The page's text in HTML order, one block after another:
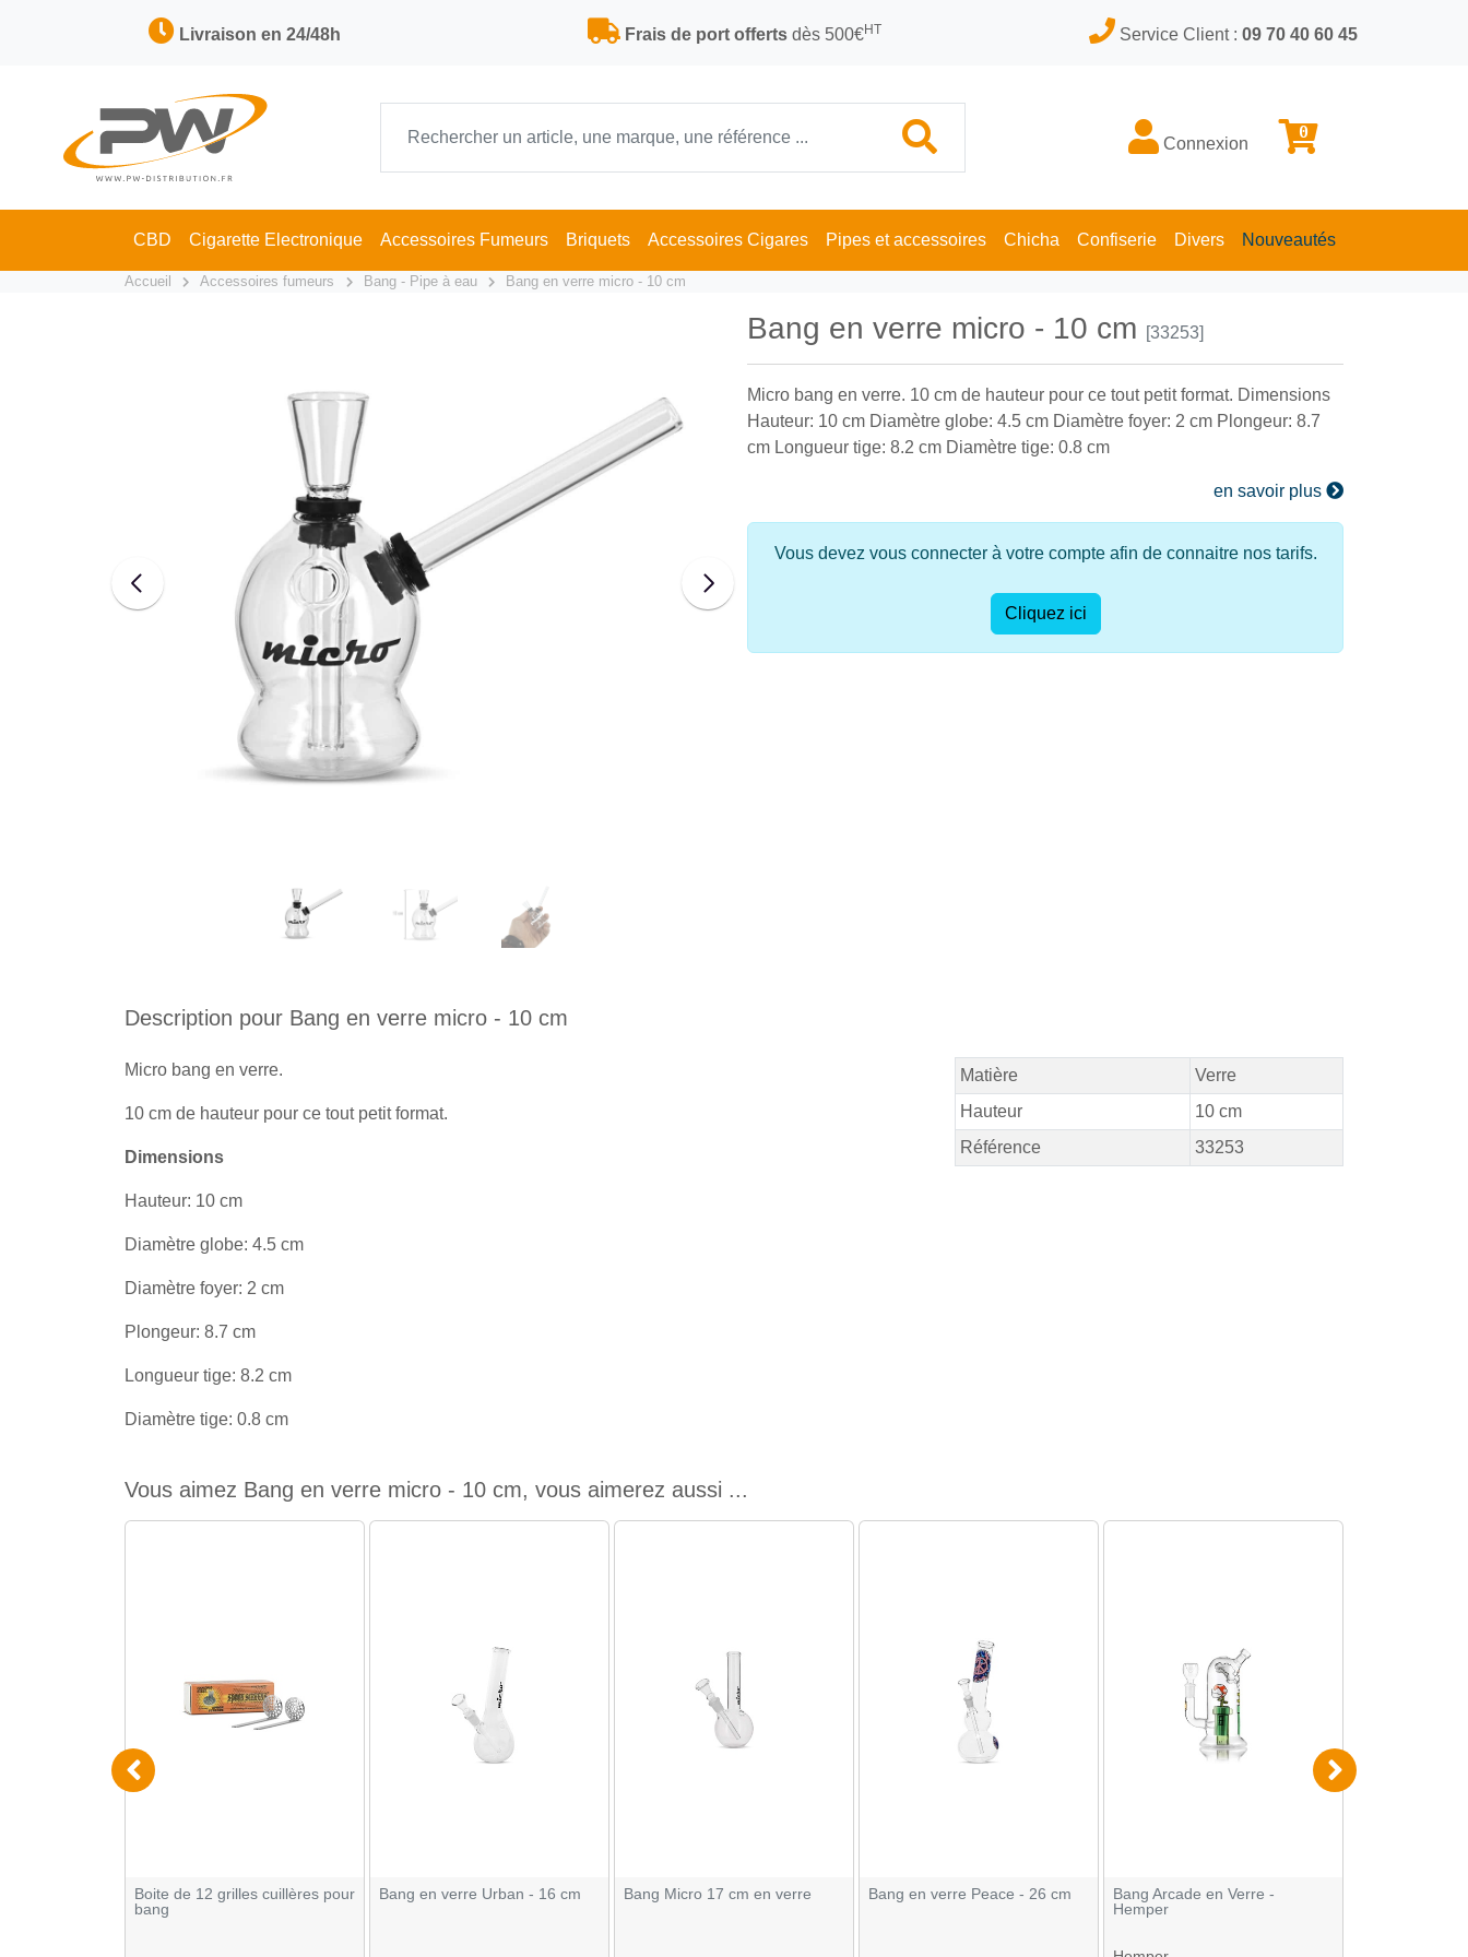
Livraison en 24/48h Frais de port offertsdès 500€HT Service Client : 09 70 40 60 45
Connexion
0
CBD Cigarette Electronique Accessoires Fumeurs Briquets Accessoires Cigares Pipes et accessoires Chicha Confiserie Divers Nouveautés
Accueil Accessoires fumeurs Bang - Pipe à eau Bang en verre micro - 10 cm
Bang en verre micro - 10 cm [33253]
Micro bang en verre. 10 cm de hauteur pour ce tout petit format. Dimensions
Hauteur: 10 cm Diamètre globe: 4.5 cm Diamètre foyer: 2 cm Plongeur: 8.7
cm Longueur tige: 8.2 cm Diamètre tige: 0.8 cm
en savoir plus
Vous devez vous connecter à votre compte afin de connaitre nos tarifs.
Cliquez ici
Description pour Bang en verre micro - 10 cm
Micro bang en verre.
10 cm de hauteur pour ce tout petit format.
Dimensions
Hauteur: 10 cm
Diamètre globe: 4.5 cm
Diamètre foyer: 2 cm
Plongeur: 8.7 cm
Longueur tige: 8.2 cm
Diamètre tige: 0.8 cm
Matière
Verre
Hauteur
10 cm
Référence
33253
Vous aimez Bang en verre micro - 10 cm, vous aimerez aussi ...
Boite de 12 grilles cuillères pour
bang
Bang en verre Urban - 16 cm Bang Micro 17 cm en verre Bang en verre Peace - 26 cm
Bang Arcade en Verre -
Hemper